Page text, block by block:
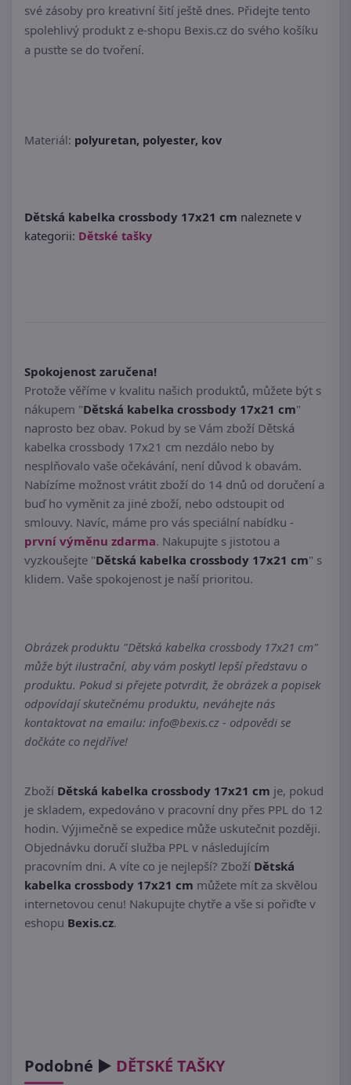
své zásoby pro kreativní šití ještě dnes. Přidejte tento
spolehlivý produkt z e-shopu Bexis.cz do svého košíku
a pusťte se do tvoření.
Materiál: polyuretan, polyester, kov
Dětská kabelka crossbody 17x21 cm naleznete v
kategorii: Dětské tašky
Spokojenost zaručena!
Protože věříme v kvalitu našich produktů, můžete být s
nákupem "Dětská kabelka crossbody 17x21 cm"
naprosto bez obav. Pokud by se Vám zboží Dětská
kabelka crossbody 17x21 cm nezdálo nebo by
nesplňovalo vaše očekávání, není důvod k obavám.
Nabízíme možnost vrátit zboží do 14 dnů od doručení a
buď ho vyměnit za jiné zboží, nebo odstoupit od
smlouvy. Navíc, máme pro vás speciální nabídku -
první výměnu zdarma. Nakupujte s jistotou a
vyzkoušejte "Dětská kabelka crossbody 17x21 cm" s
klidem. Vaše spokojenost je naší prioritou.
Obrázek produktu "Dětská kabelka crossbody 17x21 cm"
může být ilustrační, aby vám poskytl lepší představu o
produktu. Pokud si přejete potvrdit, že obrázek a popisek
odpovídají skutečnému produktu, neváhejte nás
kontaktovat na emailu: info@bexis.cz - odpovědi se
dočkáte co nejdříve!
Zboží Dětská kabelka crossbody 17x21 cm je, pokud
je skladem, expedováno v pracovní dny přes PPL do 12
hodin. Výjimečně se expedice může uskutečnit později.
Objednávku doručí služba PPL v následujícím
pracovním dni. A víte co je nejlepší? Zboží Dětská
kabelka crossbody 17x21 cm můžete mít za skvělou
internetovou cenu! Nakupujte chytře a vše si pořiďte v
eshopu Bexis.cz.
Podobné ► DĚTSKÉ TAŠKY